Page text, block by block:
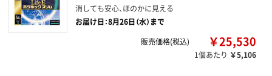
消しても安心、ほのかに見える
お届け日：8月26日（水）まで
販売価格(税込)
￥25,530
1個あたり ￥5,106